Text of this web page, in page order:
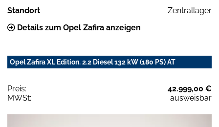
Standort
Zentrallager
Details zum Opel Zafira anzeigen
Opel Zafira XL Edition. 2.2 Diesel 132 kW (180 PS) AT
Preis:
42.999,00 €
MWSt:
ausweisbar